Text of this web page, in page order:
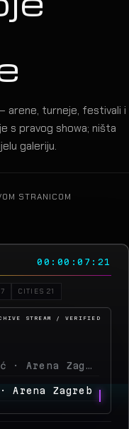
arene, turneje, festivali i
s pravog showa; ništa
galeriju.
STRANICOM
00:00:12:06
CITIES 21
Arena Zagreb
2026 · Sergej Ćetković · Arena Zagreb
2026 · Peđa Jovanović · Arena Zagreb